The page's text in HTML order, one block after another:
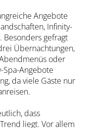
Angebote
Infinity-
Besonders gefragt
Übernachtungen,
oder
Spa-Angebote
da viele Gäste nur
dass
liegt. Vor allem